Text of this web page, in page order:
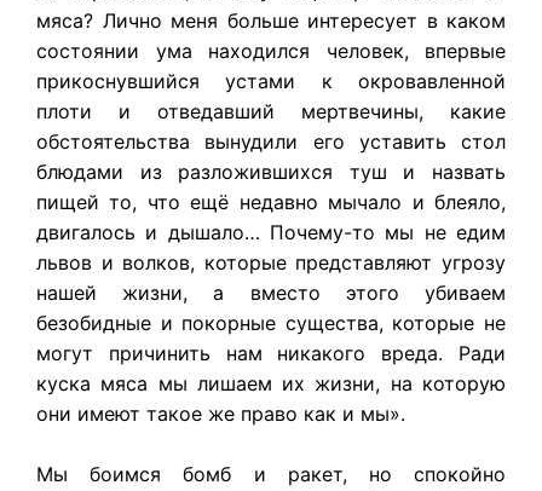
мяса? Лично меня больше интересует в каком
состоянии ума находился человек, впервые
прикоснувшийся устами к окровавленной
плоти и отведавший мертвечины, какие
обстоятельства вынудили его уставить стол
блюдами из разложившихся туш и назвать
пищей то, что ещё недавно мычало и блеяло,
двигалось и дышало… Почему-то мы не едим
львов и волков, которые представляют угрозу
нашей жизни, а вместо этого убиваем
безобидные и покорные существа, которые не
могут причинить нам никакого вреда. Ради
куска мяса мы лишаем их жизни, на которую
они имеют такое же право как и мы».
Мы боимся бомб и ракет, но спокойно